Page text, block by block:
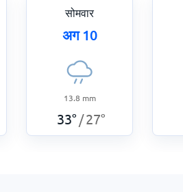
सोमवार
अग 10
13.8 mm
33° /27°